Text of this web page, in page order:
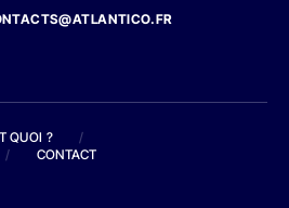
QUOI ?
/
/ CONTACT